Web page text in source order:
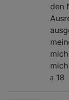
den
18